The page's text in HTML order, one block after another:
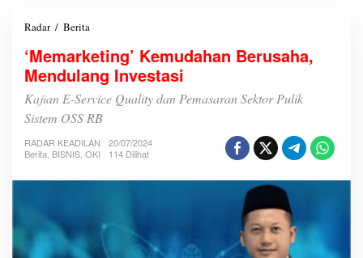
Radar / Berita
e
m
a
r
k
t
i
‘Memarketing’ Kemudahan Berusaha,
Mendulang Investasi
Kajian E-Service Quality dan Pemasaran Sektor Pulik
Sistem OSS RB
RADAR KEADILAN
20/07/2024
Berita, BISNIS, OKI 114 Dilihat